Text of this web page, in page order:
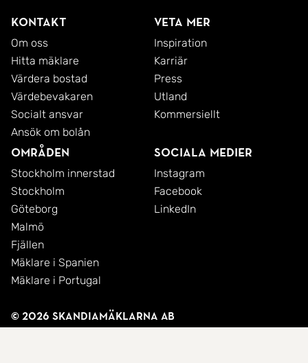
Kontakt
Om oss
Hitta mäklare
Värdera bostad
Värdebevakaren
Socialt ansvar
Ansök om bolån
Veta mer
Inspiration
Karriär
Press
Utland
Kommersiellt
Områden
Stockholm innerstad
Stockholm
Göteborg
Malmö
Fjällen
Mäklare i Spanien
Mäklare i Portugal
Sociala medier
Instagram
Facebook
LinkedIn
© 2026 SkandiaMäklarna AB